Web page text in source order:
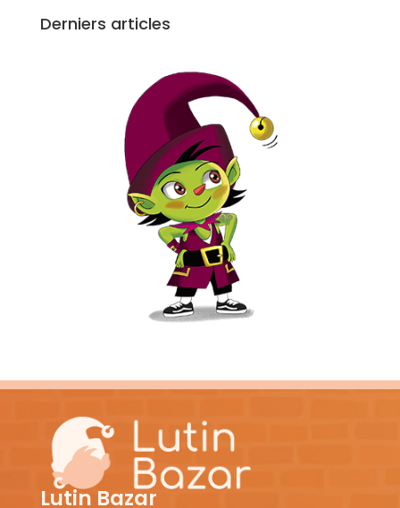
Derniers articles
Lutin Bazar